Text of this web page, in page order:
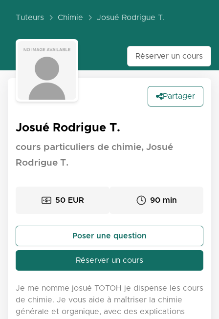
Tuteurs Chimie Josué Rodrigue T.
Réserver un cours
Partager
Josué Rodrigue T.
cours particuliers de chimie, Josué
Rodrigue T.
50 EUR 90 min
Poser une question
Réserver un cours
Je me nomme josué TOTOH je dispense les cours
de chimie. Je vous aide à maîtriser la chimie
générale et organique, avec des explications